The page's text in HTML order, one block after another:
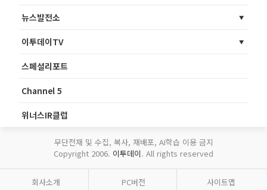
뉴스발전소
이투데이TV
스페셜리포트
Channel 5
위너스IR클럽
무단전재 및 수집, 복사, 재배포, AI학습 이용 금지
Copyright 2006. 이투데이. All rights reserved
회사소개 PC버전 사이트맵